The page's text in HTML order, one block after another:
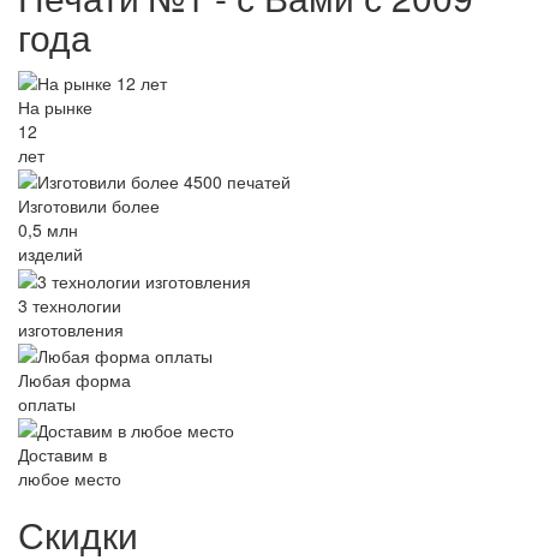
года
На рынке
12
лет
Изготовили более
0,5 млн
изделий
3 технологии
изготовления
Любая форма
оплаты
Доставим в
любое место
Скидки